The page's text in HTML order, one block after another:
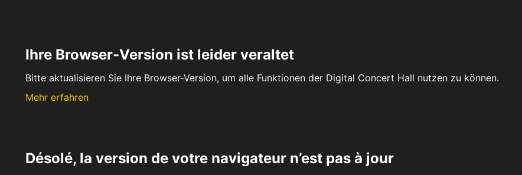
Ihre Browser-Version ist leider veraltet
Bitte aktualisieren Sie Ihre Browser-Version, um alle Funktionen der Digital Concert Hall nutzen zu können.
Mehr erfahren
Désolé, la version de votre navigateur n’est pas à jour